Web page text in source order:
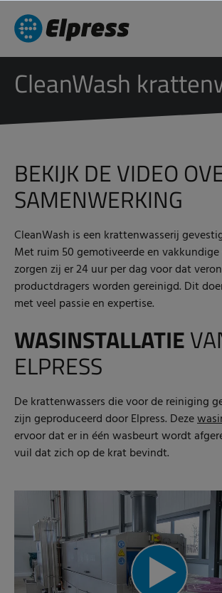
CleanWash
BEKIJK DE VIDEO
SAMENWERKING
CleanWash is een krattenwasserij
Met ruim 50 gemotiveerde en
zorgen zij er 24 uur per dag voor dat
productdragers worden gereinigd. Dit
met veel passie en expertise.
WASINSTALLATIE
ELPRESS
De krattenwassers die voor de reiniging
zijn geproduceerd door Elpress. Deze
ervoor dat er in één wasbeurt wordt
vuil dat zich op de krat bevindt.